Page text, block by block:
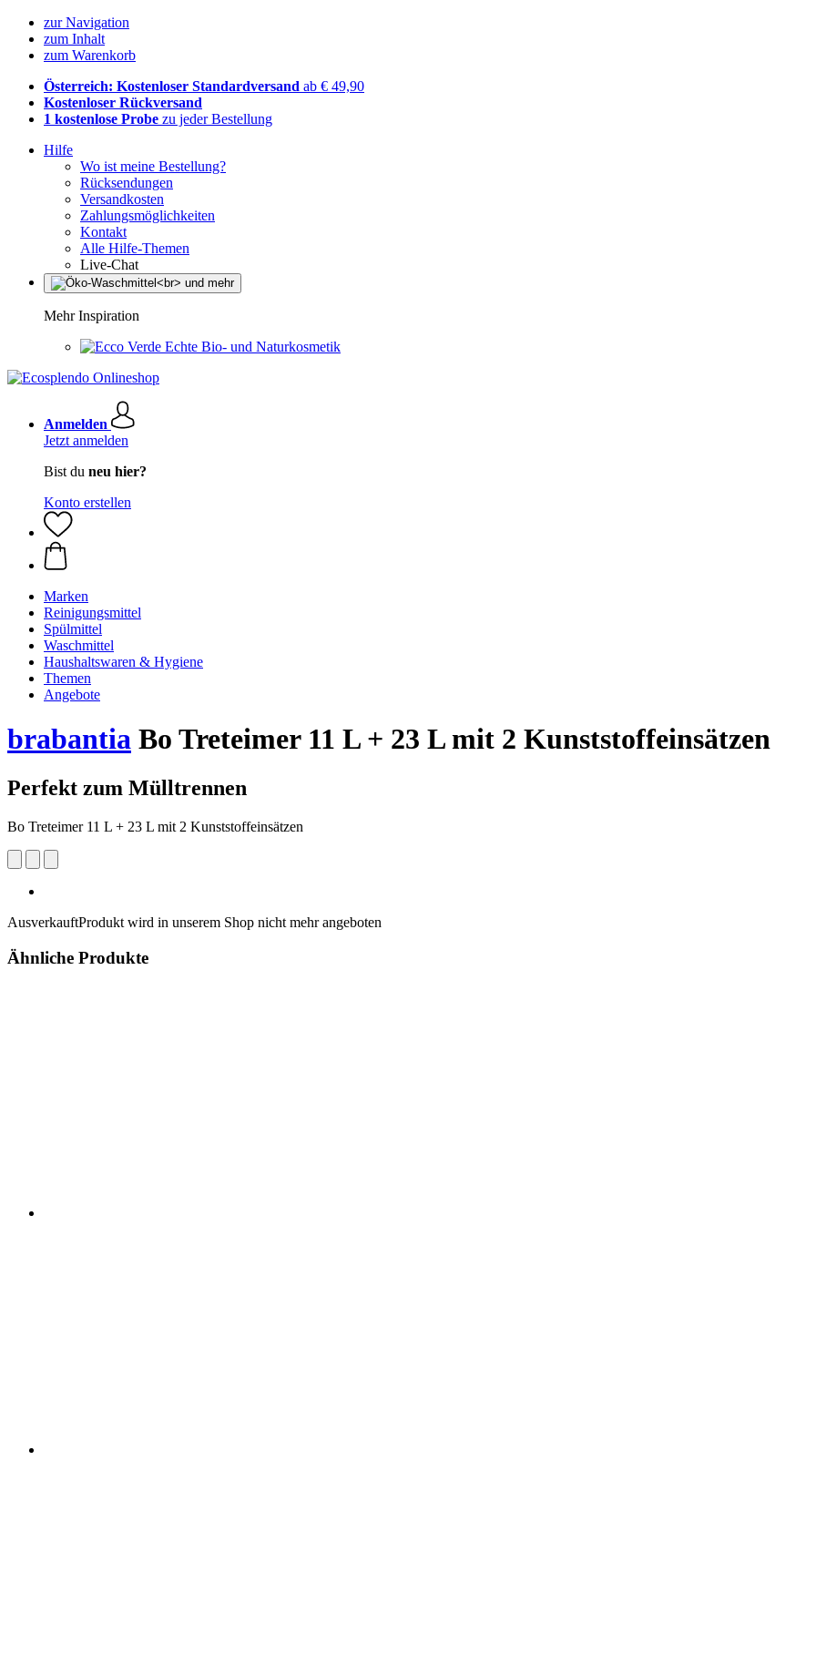
zur Navigation
zum Inhalt
zum Warenkorb
Österreich: Kostenloser Standardversand ab € 49,90
Kostenloser Rückversand
1 kostenlose Probe zu jeder Bestellung
Hilfe
Wo ist meine Bestellung?
Rücksendungen
Versandkosten
Zahlungsmöglichkeiten
Kontakt
Alle Hilfe-Themen
Live-Chat
Mehr Inspiration
Echte Bio- und Naturkosmetik
Anmelden
Jetzt anmelden
Bist du neu hier?
Konto erstellen
Marken
Reinigungsmittel
Spülmittel
Waschmittel
Haushaltswaren & Hygiene
Themen
Angebote
brabantia Bo Treteimer 11 L + 23 L mit 2 Kunststoffeinsätzen
Perfekt zum Mülltrennen
Bo Treteimer 11 L + 23 L mit 2 Kunststoffeinsätzen
AusverkauftProdukt wird in unserem Shop nicht mehr angeboten
Ähnliche Produkte